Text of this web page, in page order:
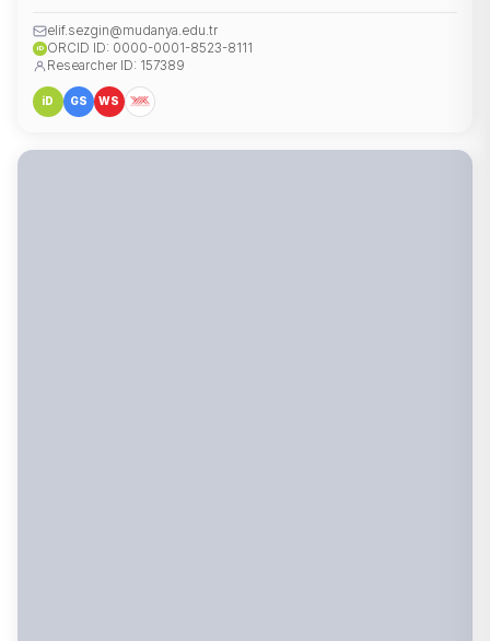
elif.sezgin@mudanya.edu.tr
iD ORCID ID: 0000-0001-8523-8111
Researcher ID: 157389
iD GS WS